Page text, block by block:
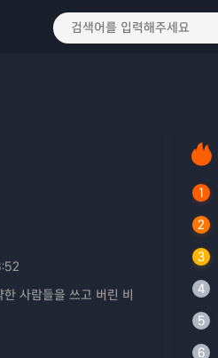
사람들을 쓰고 버린 비
1
2
3
4
5
6